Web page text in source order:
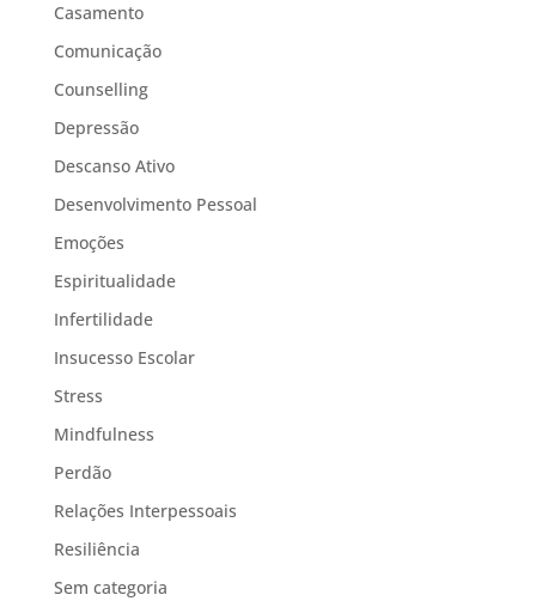
Casamento
Comunicação
Counselling
Depressão
Descanso Ativo
Desenvolvimento Pessoal
Emoções
Espiritualidade
Infertilidade
Insucesso Escolar
Stress
Mindfulness
Perdão
Relações Interpessoais
Resiliência
Sem categoria